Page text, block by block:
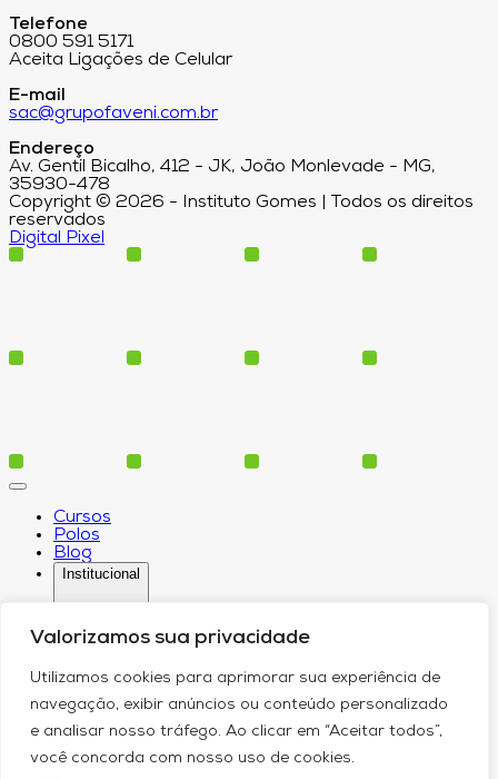
Valorizamos sua privacidade
Utilizamos cookies para aprimorar sua experiência de
navegação, exibir anúncios ou conteúdo personalizado
e analisar nosso tráfego. Ao clicar em “Aceitar todos”,
você concorda com nosso uso de cookies.
Telefone
0800 591 5171
Aceita Ligações de Celular
E-mail
sac@grupofaveni.com.br
Endereço
Av. Gentil Bicalho, 412 - JK, João Monlevade - MG,
35930-478
Copyright © 2026 - Instituto Gomes | Todos os direitos
reservados
Digital Pixel
Cursos
Polos
Blog
Institucional
Serviços
Conheça-nos
Política de Privacidade
Contato